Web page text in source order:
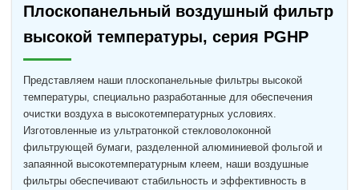
Плоскопанельный воздушный фильтр
высокой температуры, серия PGHP
Представляем наши плоскопанельные фильтры высокой
температуры, специально разработанные для обеспечения
очистки воздуха в высокотемпературных условиях.
Изготовленные из ультратонкой стекловолоконной
фильтрующей бумаги, разделенной алюминиевой фольгой и
запаянной высокотемпературным клеем, наши воздушные
фильтры обеспечивают стабильность и эффективность в